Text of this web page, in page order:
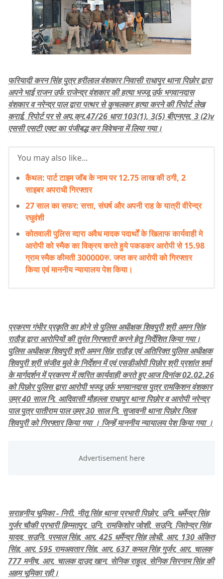
फरियादी करन सिंह पुत्र हरीलाल वंशकार निवासी राधापुर थाना पिछोर द्वारा
अपने भाई राजन उर्फ राजेन्द्र वंशकार की हत्या भज्जू उर्फ भगवानदास
वंशकार व नरेन्द्र पाल द्वारा पत्थर से कुचलकर हत्या करने की रिपोर्ट लेख
कराई, रिपोर्ट पर से अप.क्र.47/26 धारा 103(1), 3(5) बीएनएस, 3 (2)v
एससी एसटी एक्ट का पंजीबद्ध कर विवेचना में लिया गया।
You may also like...
कैथल: पार्ट टाइम जॉब के नाम पर 12.75 लाख की ठगी, 2
साइबर अपराधी गिरफ्तार
27 साल का सफर: सत्ता, संघर्ष और अपनी राह के यात्री वीरेन्द्र
रघुवंशी
कोतवाली पुलिस व्दारा अवैध मादक पदार्थों के खिलाफ कार्यवाही मे
आरोपी को स्मैक का विक्रय करते हुये पकडकर आरोपी से 15.98
ग्राम स्मैक कीमती 300000रु. जप्त कर आरोपी को गिरफ्तार
किया एवं माननीय न्यायालय पेश किया।
प्रकरण गंभीर प्रकृति का होने से पुलिस अधीक्षक शिवपुरी श्री अमन सिंह
राठौड़ द्वारा आरोपियों की तुरंत गिरफ्तारी करने हेतु निर्देशित किया गया।
पुलिस अधीक्षक शिवपुरी श्री अमन सिंह राठौड़ एवं अतिरिक्त पुलिस अधीक्षक
शिवपुरी श्री संजीव मुले के निर्देशन में एवं एसडीओपी पिछोर श्री प्रशांत शर्मा
के मार्गदर्शन में प्रकरण में त्वरित कार्यवाही करते हुए आज दिनांक 02.02.26
को पिछोर पुलिस द्वारा आरोपी भज्जू उर्फ भगवानदास पुत्र रामकिशन वंशकार
उम्र 40 साल नि. आदिवासी मौहल्ला राधापुर थाना पिछोर व आरोपी नरेन्द्र
पाल पुत्र पातीराम पाल उम्र 30 साल नि. सुजावनी थाना पिछोर जिला
शिवपुरी को गिरफ्तार किया गया । जिन्हें माननीय न्यायालय पेश किया गया ।
सराहनीय भूमिका - निरी. नीतू सिंह थाना प्रभारी पिछोर, उनि. धर्मेन्द्र सिंह
गुर्जर चौकी प्रभारी हिम्मतपुर, उनि. रामकिशोर जोशी, सउनि. जितेन्द्र सिंह
यादव, सउनि. परमाल सिंह, आर. 425 धर्मेन्द्र सिंह लोधी, आर. 130 अंकित
सिंह, आर. 595 रामअवतार सिंह, आर. 637 कमल सिंह गुर्जर, आर. चालक
777 मनीष, आर. चालक दाउद खान, सेनिक राहुल, सेनिक सिरनाम सिंह की
अहम भूमिका रही।